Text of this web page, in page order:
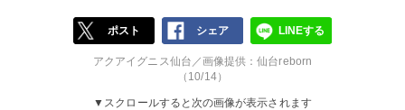
ポスト シェア LINEする
アクアイグニス仙台／画像提供：仙台reborn
（10/14）
▼スクロールすると次の画像が表示されます